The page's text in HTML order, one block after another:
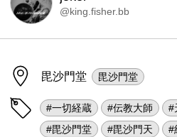
@king.fisher.bb
毘沙門堂 毘沙門堂
#一切経蔵 #伝教大師
#
#毘沙門堂
#毘沙門天 #